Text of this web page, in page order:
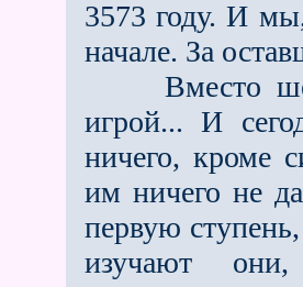
3573 году. И
начале. За
Вместо
игрой... И
ничего, кроме
им ничего не
первую
изучают